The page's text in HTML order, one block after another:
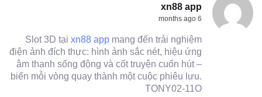
xn88 app
6 months ago
Slot 3D tại xn88 app mang đến trải nghiệm
điện ảnh đích thực: hình ảnh sắc nét, hiệu ứng
âm thanh sống động và cốt truyện cuốn hút –
biến mỗi vòng quay thành một cuộc phiêu lưu.
TONY02-11O